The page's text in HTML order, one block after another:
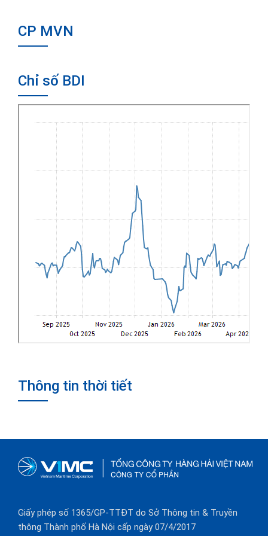
CP MVN
Chỉ số BDI
Thông tin thời tiết
Giấy phép số 1365/GP-TTĐT do Sở Thông tin & Truyền
thông Thành phố Hà Nội cấp ngày 07/4/2017